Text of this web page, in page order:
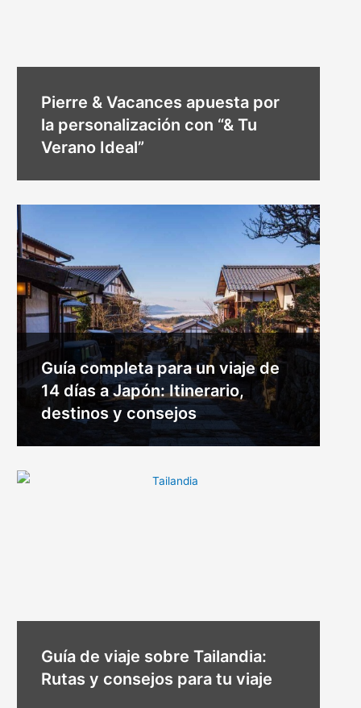
Pierre & Vacances apuesta por
la personalización con “& Tu
Verano Ideal”
Guía completa para un viaje de
14 días a Japón: Itinerario,
destinos y consejos
Guía de viaje sobre Tailandia:
Rutas y consejos para tu viaje